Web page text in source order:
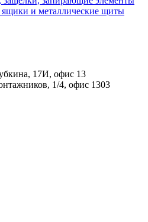
и металлические щиты
17И, офис 13
1/4, офис 1303